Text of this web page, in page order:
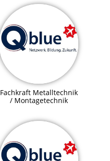
Fachkraft Metalltechnik
/ Montagetechnik